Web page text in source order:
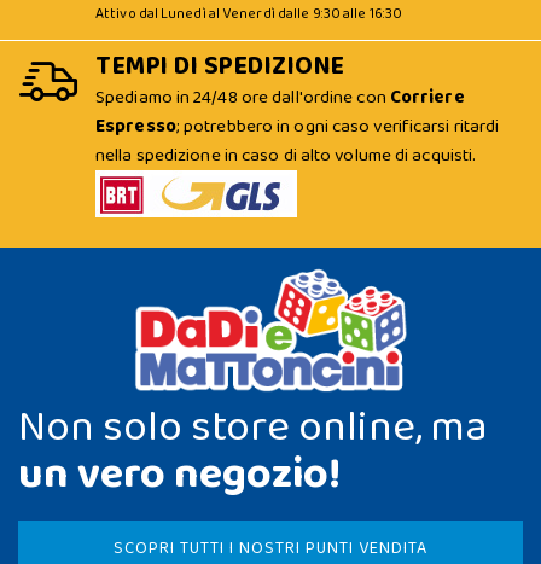
Attivo dal Lunedì al Venerdì dalle 9:30 alle 16:30
TEMPI DI SPEDIZIONE
Spediamo in 24/48 ore dall'ordine con Corriere
Espresso; potrebbero in ogni caso verificarsi ritardi
nella spedizione in caso di alto volume di acquisti.
Non solo store online, ma
un vero negozio!
SCOPRI TUTTI I NOSTRI PUNTI VENDITA